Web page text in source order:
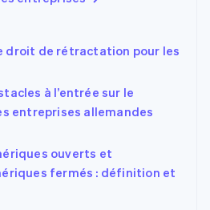
droit de rétractation pour les
à l’entrée sur le
entreprises allemandes
ouverts et
fermés : définition et